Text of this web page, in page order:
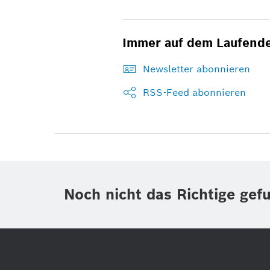
Immer auf dem
Newsletter abonnieren
RSS-Feed abonnieren
Noch nicht das Richtige